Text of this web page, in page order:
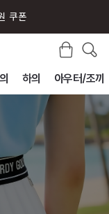
쿠폰
하의 아우터/조끼